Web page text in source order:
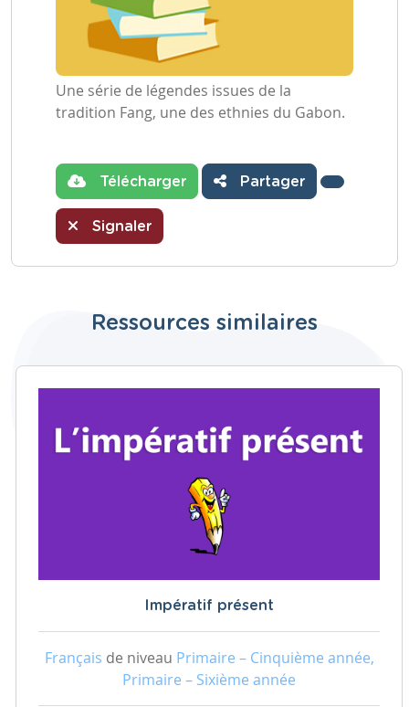
Une série de légendes issues de la
tradition Fang, une des ethnies du Gabon.
Télécharger Partager
Signaler
Ressources similaires
Impératif présent
Français de niveau Primaire – Cinquième année,
Primaire – Sixième année